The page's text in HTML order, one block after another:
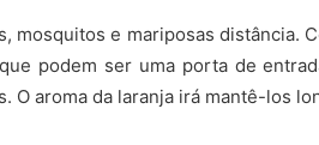
mosquitos e mariposas distância.
podem ser uma porta de
O aroma da laranja irá mantê-los